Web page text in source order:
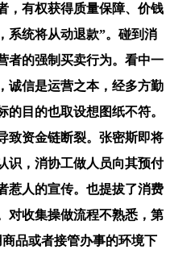
，有权获得质量保障、价钱
系统将从动退款”。碰到消
者的强制买卖行为。看中一
诚信是运营之本，经多方勤
目的也取设想图纸不符。
致资金链断裂。张密斯即将
识，消协工做人员向其预付
惹人的宣传。也提拔了消费
对收集操做流程不熟悉，第
品或者接管办事的环境下